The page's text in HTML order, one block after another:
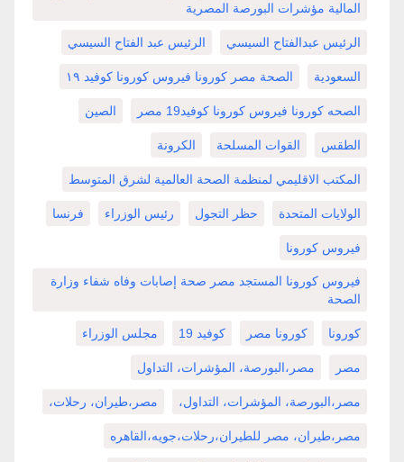
المالية مؤشرات البورصة المصرية
الرئيس عبدالفتاح السيسي الرئيس عبد الفتاح السيسي
السعودية الصحة مصر كورونا فيروس كورونا كوفيد ١٩
الصحه كورونا فيروس كورونا كوفيد19 مصر الصين
الطقس القوات المسلحة الكرونة
المكتب الاقليمي لمنظمة الصحة العالمية لشرق المتوسط
الولايات المتحدة حظر التجول رئيس الوزراء فرنسا
فيروس كورونا
فيروس كورونا المستجد مصر صحة إصابات وفاه شفاء وزارة
الصحة
كورونا كورونا مصر كوفيد 19 مجلس الوزراء
مصر مصر،البورصة، المؤشرات، التداول
مصر،البورصة، المؤشرات، التداول، مصر،طيران، رحلات،
مصر،طيران، مصر للطيران،رحلات،جويه،القاهره